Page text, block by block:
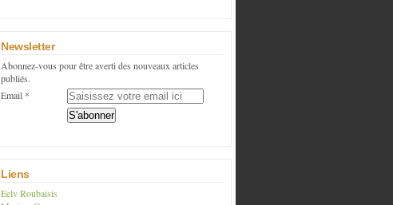
Newsletter
Abonnez-vous pour être averti des nouveaux articles
publiés.
Email
Liens
Eelv Roubaisis